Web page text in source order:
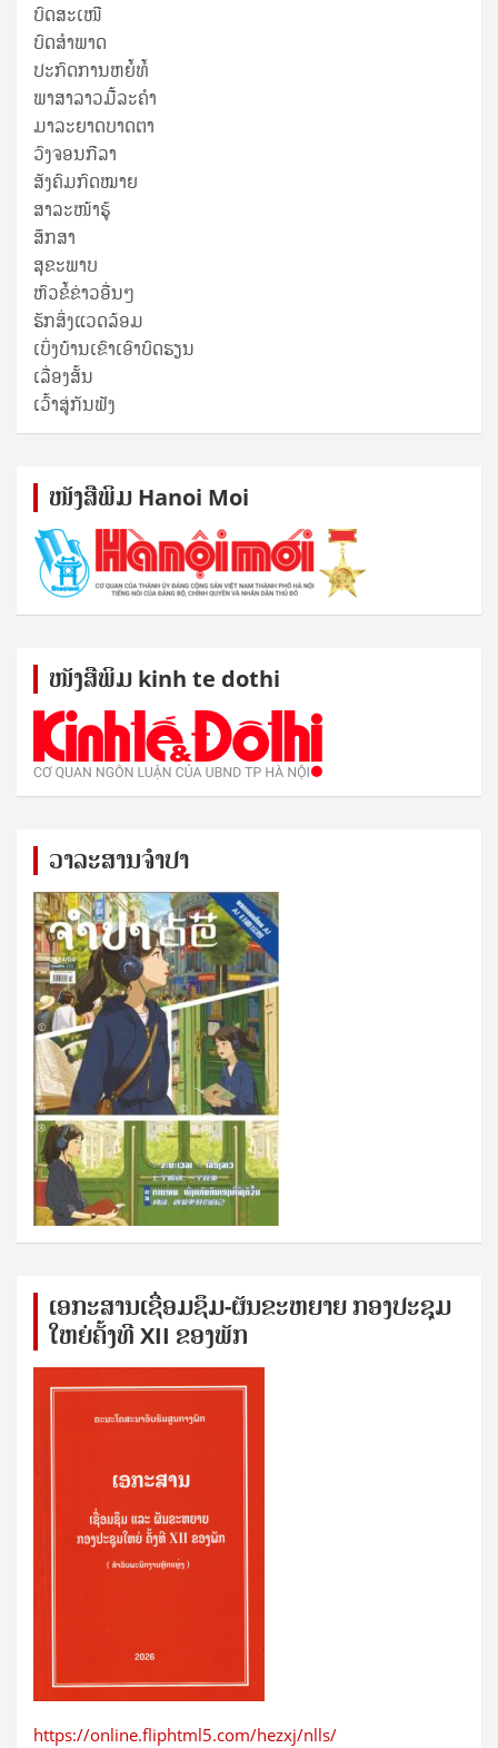
ບົດສະເໜີ
ບົດສໍາພາດ
ປະກົດການຫຍໍ້ທໍ້
ພາສາລາວມື້ລະຄຳ
ມາລະຍາດບາດຕາ
ວົງຈອນກີລາ
ສັງຄົມກົດໝາຍ
ສາລະໜ້າຮູ້
ສຶກສາ
ສຸ​ຂະ​ພາບ
ຫົວຂໍ້ຂ່າວອື່ນໆ
ຮັກສິ່ງແວດລ້ອມ
ເບິ່ງບ້ານເຂົາເອົາບົດຮຽນ
ເລື່ອງສັ້ນ
ເວົ້າສູ່ກັນຟັງ
ໜັງ​ສື​ພິມ Hanoi Moi
ໜັງ​ສື​ພິມ kinh te dothi
ວາລະສານຈຳປາ
ເອກ​ະ​ສານ​ເຊ​ື່ອມ​ຊ​ຶມ-ຜັນ​ຂະ​ຫ​ຍາຍ ກອງ​ປະ​ຊຸມ​
ໃຫຍ່​ຄັ້ງ​ທີ XII ຂອງ​ພັກ
https://online.fliphtml5.com/hezxj/nlls/